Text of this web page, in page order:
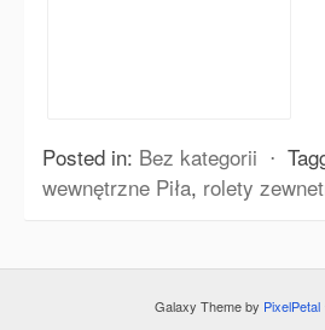
Posted in: Bez kategorii ⋅
wewnętrzne Piła, rolety
Galaxy Theme by PixelPetal